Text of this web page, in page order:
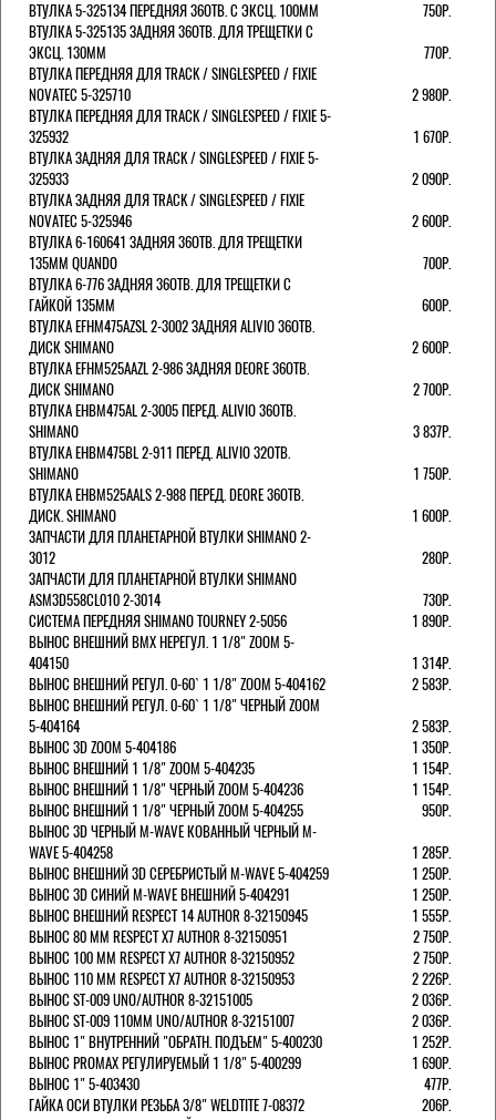
ВТУЛКА 5-325134 ПЕРЕДНЯЯ 36ОТВ. С ЭКСЦ. 100ММ
750Р.
ВТУЛКА 5-325135 ЗАДНЯЯ 36ОТВ. ДЛЯ ТРЕЩЕТКИ С
ЭКСЦ. 130ММ
770Р.
ВТУЛКА ПЕРЕДНЯЯ ДЛЯ TRACK / SINGLESPEED / FIXIE
NOVATEC 5-325710
2 980Р.
ВТУЛКА ПЕРЕДНЯЯ ДЛЯ TRACK / SINGLESPEED / FIXIE 5-
325932
1 670Р.
ВТУЛКА ЗАДНЯЯ ДЛЯ TRACK / SINGLESPEED / FIXIE 5-
325933
2 090Р.
ВТУЛКА ЗАДНЯЯ ДЛЯ TRACK / SINGLESPEED / FIXIE
NOVATEC 5-325946
2 600Р.
ВТУЛКА 6-160641 ЗАДНЯЯ 36ОТВ. ДЛЯ ТРЕЩЕТКИ
135ММ QUANDO
700Р.
ВТУЛКА 6-776 ЗАДНЯЯ 36ОТВ. ДЛЯ ТРЕЩЕТКИ С
ГАЙКОЙ 135ММ
600Р.
ВТУЛКА EFHM475AZSL 2-3002 ЗАДНЯЯ ALIVIO 36ОТВ.
ДИСК SHIMANO
2 600Р.
ВТУЛКА EFHM525AAZL 2-986 ЗАДНЯЯ DEORE 36ОТВ.
ДИСК SHIMANO
2 700Р.
ВТУЛКА EHBM475AL 2-3005 ПЕРЕД. ALIVIO 36ОТВ.
SHIMANO
3 837Р.
ВТУЛКА EHBM475BL 2-911 ПЕРЕД. ALIVIO 32ОТВ.
SHIMANO
1 750Р.
ВТУЛКА EHBM525AALS 2-988 ПЕРЕД. DEORE 36ОТВ.
ДИСК. SHIMANO
1 600Р.
ЗАПЧАСТИ ДЛЯ ПЛАНЕТАРНОЙ ВТУЛКИ SHIMANO 2-
3012
280Р.
ЗАПЧАСТИ ДЛЯ ПЛАНЕТАРНОЙ ВТУЛКИ SHIMANO
ASM3D558CL010 2-3014
730Р.
СИСТЕМА ПЕРЕДНЯЯ SHIMANO TOURNEY 2-5056
1 890Р.
ВЫНОС ВНЕШНИЙ BMX НЕРЕГУЛ. 1 1/8" ZOOM 5-
404150
1 314Р.
ВЫНОС ВНЕШНИЙ РЕГУЛ. 0-60` 1 1/8" ZOOM 5-404162
2 583Р.
ВЫНОС ВНЕШНИЙ РЕГУЛ. 0-60` 1 1/8" ЧЕРНЫЙ ZOOM
5-404164
2 583Р.
ВЫНОС 3D ZOOM 5-404186
1 350Р.
ВЫНОС ВНЕШНИЙ 1 1/8" ZOOM 5-404235
1 154Р.
ВЫНОС ВНЕШНИЙ 1 1/8" ЧЕРНЫЙ ZOOM 5-404236
1 154Р.
ВЫНОС ВНЕШНИЙ 1 1/8" ЧЕРНЫЙ ZOOM 5-404255
950Р.
ВЫНОС 3D ЧЕРНЫЙ M-WAVE КОВАННЫЙ ЧЕРНЫЙ M-
WAVE 5-404258
1 285Р.
ВЫНОС ВНЕШНИЙ 3D СЕРЕБРИСТЫЙ M-WAVE 5-404259
1 250Р.
ВЫНОС 3D СИНИЙ M-WAVE ВНЕШНИЙ 5-404291
1 250Р.
ВЫНОС ВНЕШНИЙ RESPECT 14 AUTHOR 8-32150945
1 555Р.
ВЫНОС 80 ММ RESPECT Х7 AUTHOR 8-32150951
2 750Р.
ВЫНОС 100 ММ RESPECT Х7 AUTHOR 8-32150952
2 750Р.
ВЫНОС 110 ММ RESPECT Х7 AUTHOR 8-32150953
2 226Р.
ВЫНОС ST-009 UNO/AUTHOR 8-32151005
2 036Р.
ВЫНОС ST-009 110ММ UNO/AUTHOR 8-32151007
2 036Р.
ВЫНОС 1" ВНУТРЕННИЙ "ОБРАТН. ПОДЪЕМ" 5-400230
1 252Р.
ВЫНОС PROMAX РЕГУЛИРУЕМЫЙ 1 1/8" 5-400299
1 690Р.
ВЫНОС 1" 5-403430
477Р.
ГАЙКА ОСИ ВТУЛКИ РЕЗЬБА 3/8" WELDTITE 7-08372
206Р.